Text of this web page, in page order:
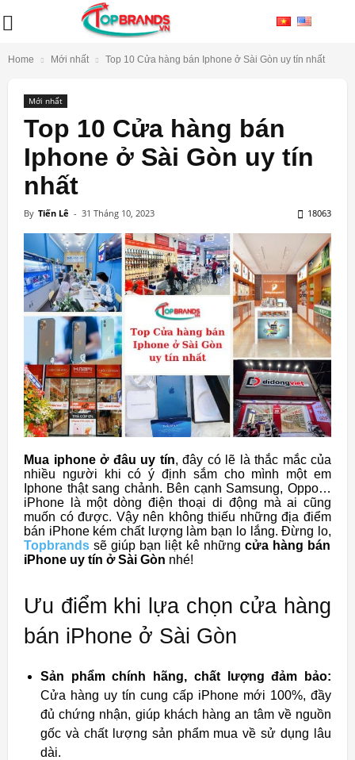
Home Mới nhất Top 10 Cửa hàng bán Iphone ở Sài Gòn uy tín nhất
Mới nhất
Top 10 Cửa hàng bán
Iphone ở Sài Gòn uy tín
nhất
By Tiến Lê - 31 Tháng 10, 2023 18063
Mua iphone ở đâu uy tín, đây có lẽ là thắc mắc của
nhiều người khi có ý định sắm cho mình một em
Iphone thật sang chảnh. Bên cạnh Samsung, Oppo…
iPhone là một dòng điện thoại di động mà ai cũng
muốn có được. Vậy nên không thiếu những địa điểm
bán iPhone kém chất lượng làm bạn lo lắng. Đừng lo,
Topbrands sẽ giúp bạn liệt kê những cửa hàng bán
iPhone uy tín ở Sài Gòn nhé!
Ưu điểm khi lựa chọn cửa hàng
bán iPhone ở Sài Gòn
Sản phẩm chính hãng, chất lượng đảm bảo:
Cửa hàng uy tín cung cấp iPhone mới 100%, đầy
đủ chứng nhận, giúp khách hàng an tâm về nguồn
gốc và chất lượng sản phẩm mua về sử dụng lâu
dài.